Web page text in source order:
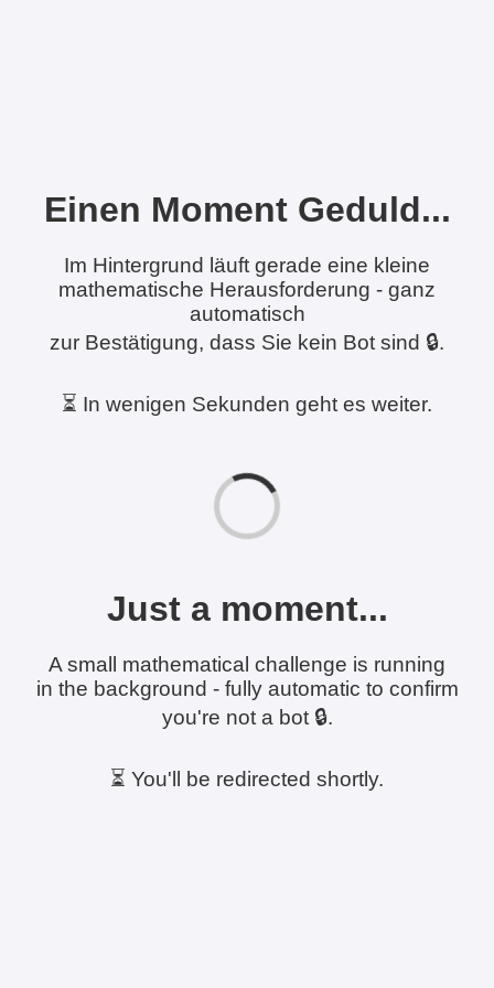
Einen Moment Geduld...
Im Hintergrund läuft gerade eine kleine
mathematische Herausforderung - ganz
automatisch
zur Bestätigung, dass Sie kein Bot sind 🔒.
⏳ In wenigen Sekunden geht es weiter.
Just a moment...
A small mathematical challenge is running
in the background - fully automatic to confirm
you're not a bot 🔒.
⏳ You'll be redirected shortly.